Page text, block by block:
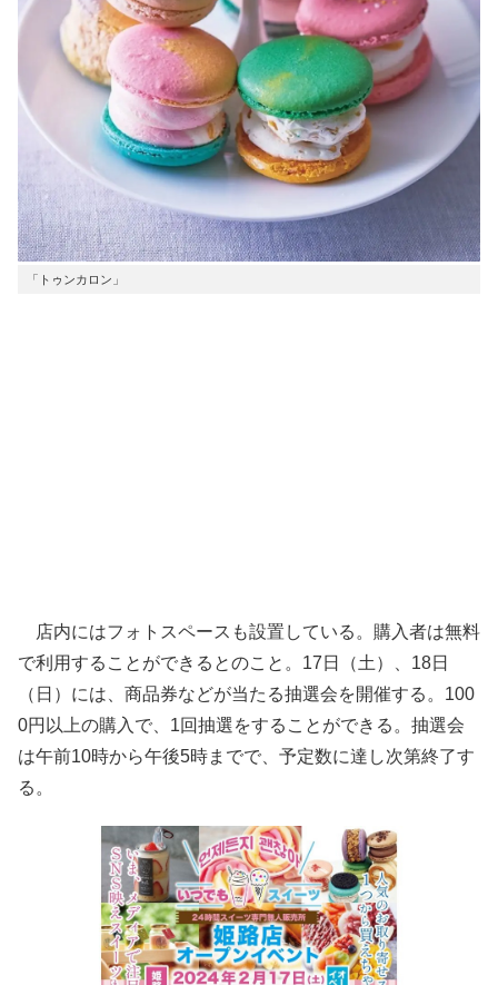
「トゥンカロン」
店内にはフォトスペースも設置している。購入者は無料
で利用することができるとのこと。17日（土）、18日
（日）には、商品券などが当たる抽選会を開催する。100
0円以上の購入で、1回抽選をすることができる。抽選会
は午前10時から午後5時までで、予定数に達し次第終了す
る。